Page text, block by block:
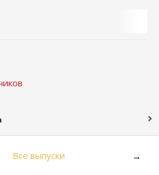
Все выпуски →